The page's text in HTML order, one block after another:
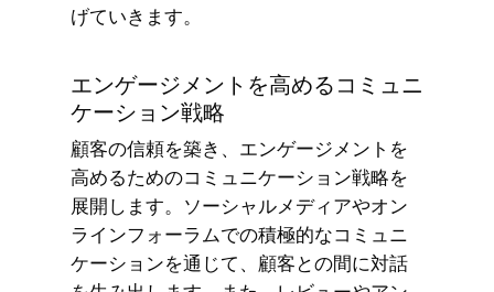
げていきます。
エンゲージメントを高めるコミュニ
ケーション戦略
顧客の信頼を築き、エンゲージメントを
高めるためのコミュニケーション戦略を
展開します。ソーシャルメディアやオン
ラインフォーラムでの積極的なコミュニ
ケーションを通じて、顧客との間に対話